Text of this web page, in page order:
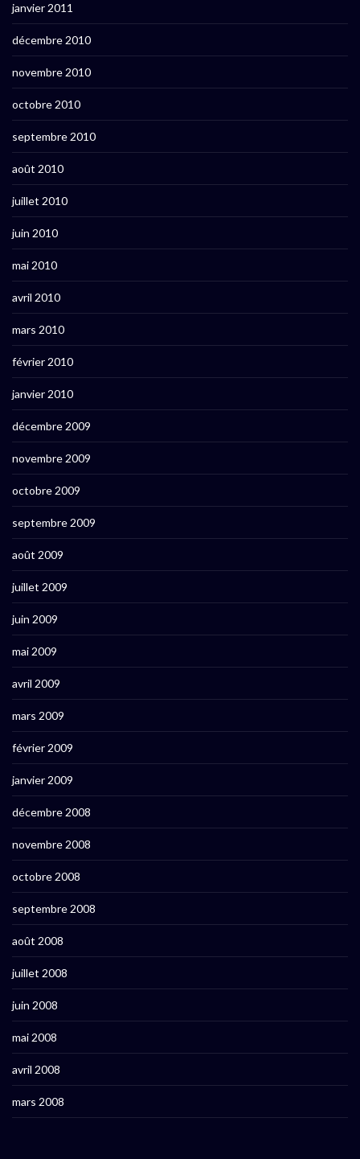
janvier 2011
décembre 2010
novembre 2010
octobre 2010
septembre 2010
août 2010
juillet 2010
juin 2010
mai 2010
avril 2010
mars 2010
février 2010
janvier 2010
décembre 2009
novembre 2009
octobre 2009
septembre 2009
août 2009
juillet 2009
juin 2009
mai 2009
avril 2009
mars 2009
février 2009
janvier 2009
décembre 2008
novembre 2008
octobre 2008
septembre 2008
août 2008
juillet 2008
juin 2008
mai 2008
avril 2008
mars 2008